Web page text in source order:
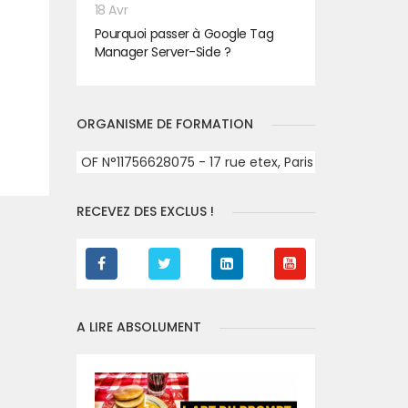
18 Avr
Pourquoi passer à Google Tag
Manager Server-Side ?
ORGANISME DE FORMATION
OF N°11756628075 - 17 rue etex, Paris
RECEVEZ DES EXCLUS !
A LIRE ABSOLUMENT